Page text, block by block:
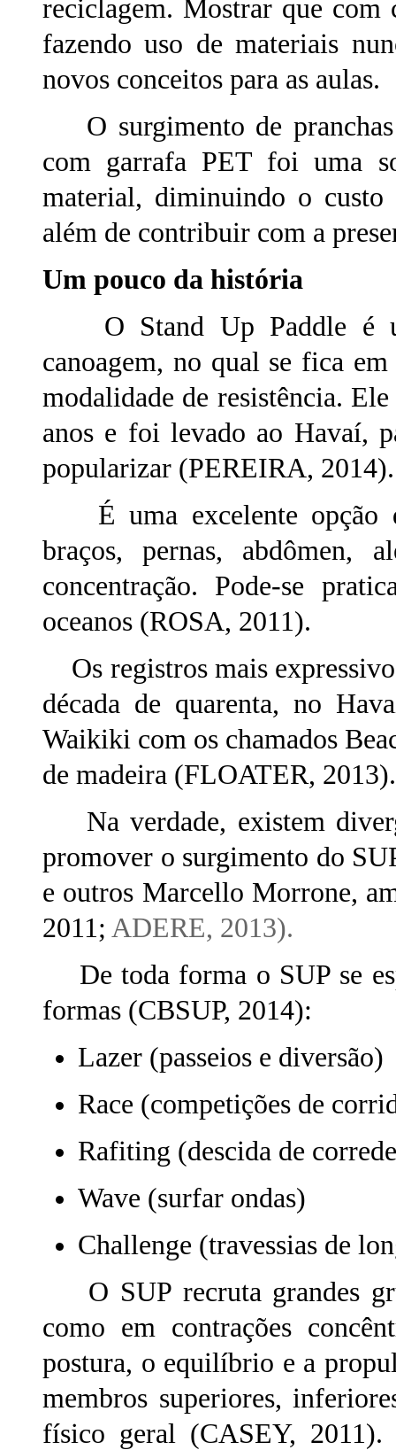
reciclagem. Mostrar que com
fazendo uso de materiais
novos conceitos para as aulas.
O surgimento de pranchas
com garrafa PET foi uma
material, diminuindo o custo
além de contribuir com a
Um pouco da história
O Stand Up Paddle é
canoagem, no qual se fica
modalidade de resistência.
anos e foi levado ao Havaí,
popularizar (PEREIRA, 2014).
É uma excelente opção
braços, pernas,
concentração. Pode-se
oceanos (ROSA, 2011).
Os registros mais
década de quarenta, no
Waikiki com os chamados
de madeira (FLOATER, 2013).
Na verdade, existem
promover o surgimento do
e outros Marcello Morrone,
2011; ADERE, 2013).
De toda forma o SUP se
formas (CBSUP, 2014):
Lazer (passeios e diversão)
Race (competições de
Rafiting (descida de
Wave (surfar ondas)
Challenge (travessias de
O SUP recruta grandes
como em contrações
postura, o equilíbrio e a
membros superiores,
físico geral (CASEY,